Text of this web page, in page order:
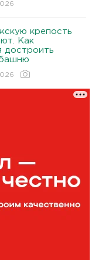
крепость
Как
достроить